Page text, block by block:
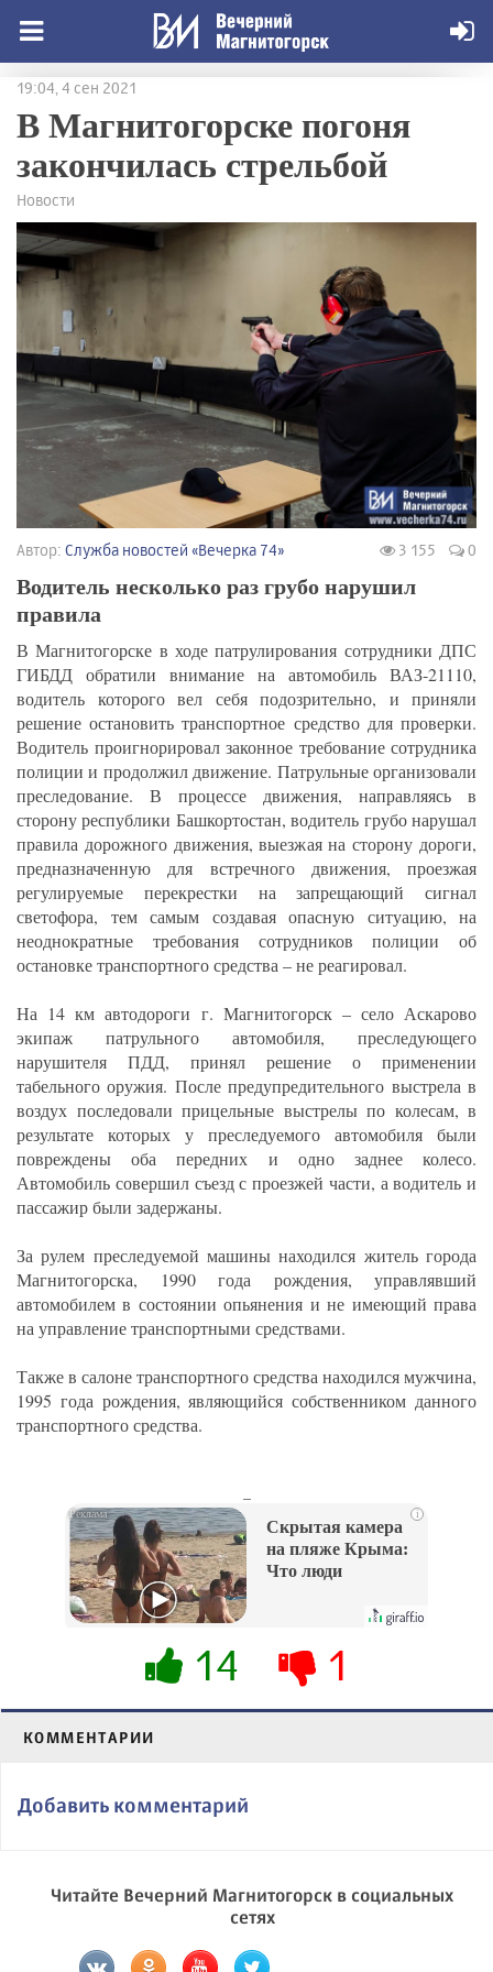
19:04, 4 сен 2021
В Магнитогорске погоня
закончилась стрельбой
Новости
Автор: Служба новостей «Вечерка 74» 3 155 0
Водитель несколько раз грубо нарушил
правила
В Магнитогорске в ходе патрулирования сотрудники ДПС
ГИБДД обратили внимание на автомобиль ВАЗ-21110,
водитель которого вел себя подозрительно, и приняли
решение остановить транспортное средство для проверки.
Водитель проигнорировал законное требование сотрудника
полиции и продолжил движение. Патрульные организовали
преследование. В процессе движения, направляясь в
сторону республики Башкортостан, водитель грубо нарушал
правила дорожного движения, выезжая на сторону дороги,
предназначенную для встречного движения, проезжая
регулируемые перекрестки на запрещающий сигнал
светофора, тем самым создавая опасную ситуацию, на
неоднократные требования сотрудников полиции об
остановке транспортного средства – не реагировал.
На 14 км автодороги г. Магнитогорск – село Аскарово
экипаж патрульного автомобиля, преследующего
нарушителя ПДД, принял решение о применении
табельного оружия. После предупредительного выстрела в
воздух последовали прицельные выстрелы по колесам, в
результате которых у преследуемого автомобиля были
повреждены оба передних и одно заднее колесо.
Автомобиль совершил съезд с проезжей части, а водитель и
пассажир были задержаны.
За рулем преследуемой машины находился житель города
Магнитогорска, 1990 года рождения, управлявший
автомобилем в состоянии опьянения и не имеющий права
на управление транспортными средствами.
Также в салоне транспортного средства находился мужчина,
1995 года рождения, являющийся собственником данного
транспортного средства.
i
Скрытая камера
на пляже Крыма:
Что люди
их не видят...
14 1
КОММЕНТАРИИ
Добавить комментарий
Читайте Вечерний Магнитогорск в социальных
сетях